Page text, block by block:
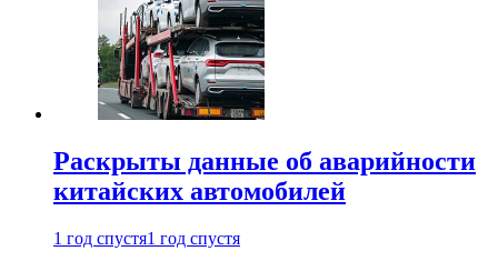
Раскрыты данные об аварийности
китайских автомобилей
1 год спустя1 год спустя